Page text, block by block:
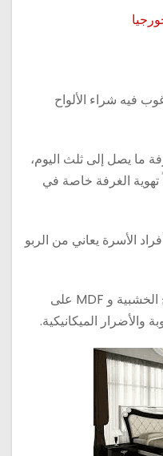
فيه شراء الألواح
يصل إلى ثلث اليوم،
تهوية الغرفة خاصة في
الأسرة يعاني من الربو
يحتوي أثاث غرفة النوم من الألواح الخشبية و MDF على
الميكانيكية.